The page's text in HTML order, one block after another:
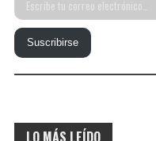
tu
correo
electrónico…
Suscribirse